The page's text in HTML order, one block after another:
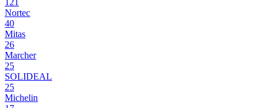
121
Nortec
40
Mitas
26
Marcher
25
SOLIDEAL
25
Michelin